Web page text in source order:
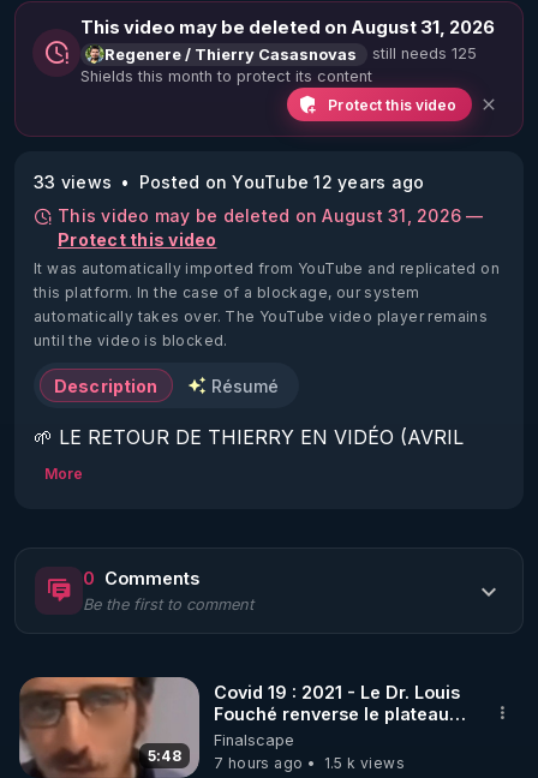
This video may be deleted on August 31, 2026
Regenere / Thierry Casasnovas
still needs 125
Shields this month to protect its content
Protect this video
33 views
Posted on YouTube 12 years ago
This video may be deleted on August 31, 2026 —
Protect this video
It was automatically imported from YouTube and replicated on
this platform. In the case of a blockage, our system
automatically takes over. The YouTube video player remains
until the video is blocked.
Description Résumé
🌱 LE RETOUR DE THIERRY EN VIDÉO (AVRIL
2022)!
https://www.rgnr.fr/presentation.html
🌱 LE MAGAZINE RÉGÉNÈRE
🌱 LA BOUTIQUE DU MAGAZINE
Pour obtenir les anciens numéros que vous avez
More
0 Comments
Be the first to comment
5:48
Covid 19 : 2021 - Le Dr. Louis
Fouché renverse le plateau
de CNews !
Finalscape
7 hours ago
1.5 k views